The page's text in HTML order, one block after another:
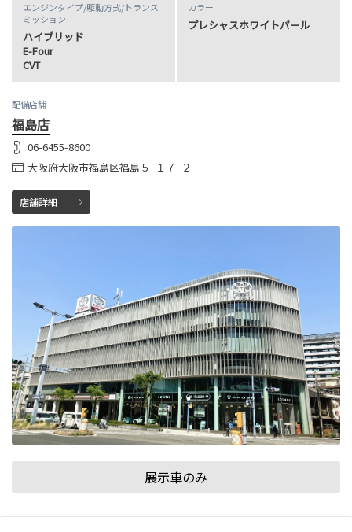
エンジンタイプ/駆動方式/トランス
ミッション
ハイブリッド
E-Four
CVT
カラー
プレシャスホワイトパール
配備店舗
福島店
06-6455-8600
大阪府大阪市福島区福島５−１７−２
店舗詳細
展示車のみ